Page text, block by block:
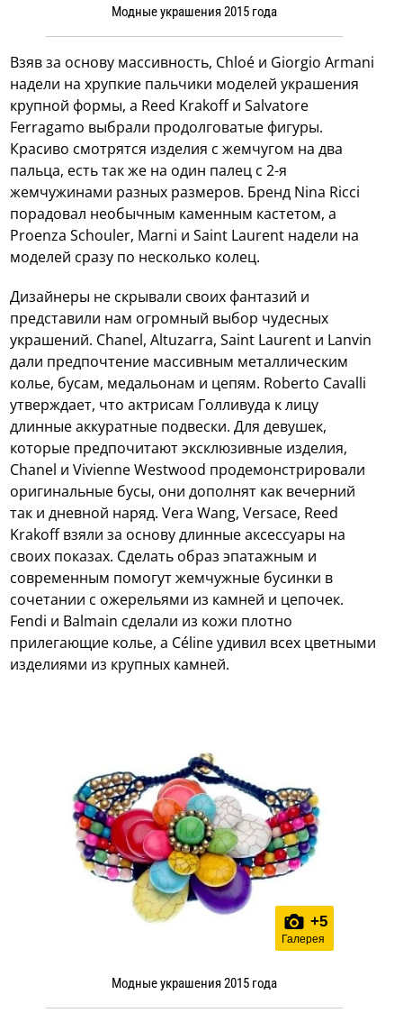
Модные украшения 2015 года
Взяв за основу массивность, Chloé и Giorgio Armani
надели на хрупкие пальчики моделей украшения
крупной формы, а Reed Krakoff и Salvatore
Ferragamo выбрали продолговатые фигуры.
Красиво смотрятся изделия с жемчугом на два
пальца, есть так же на один палец с 2-я
жемчужинами разных размеров. Бренд Nina Ricci
порадовал необычным каменным кастетом, а
Proenza Schouler, Marni и Saint Laurent надели на
моделей сразу по несколько колец.
Дизайнеры не скрывали своих фантазий и
представили нам огромный выбор чудесных
украшений. Chanel, Altuzarra, Saint Laurent и Lanvin
дали предпочтение массивным металлическим
колье, бусам, медальонам и цепям. Roberto Cavalli
утверждает, что актрисам Голливуда к лицу
длинные аккуратные подвески. Для девушек,
которые предпочитают эксклюзивные изделия,
Chanel и Vivienne Westwood продемонстрировали
оригинальные бусы, они дополнят как вечерний
так и дневной наряд. Vera Wang, Versace, Reed
Krakoff взяли за основу длинные аксессуары на
своих показах. Сделать образ эпатажным и
современным помогут жемчужные бусинки в
сочетании с ожерельями из камней и цепочек.
Fendi и Balmain сделали из кожи плотно
прилегающие колье, а Céline удивил всех цветными
изделиями из крупных камней.
+5
Галерея
Модные украшения 2015 года